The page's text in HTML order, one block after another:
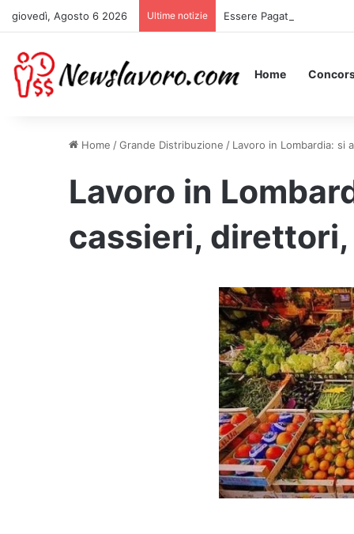
giovedì, Agosto 6 2026 Ultime notizie Essere Pagati per Stare a
Home
Home /Grande Distribuzione / Lavoro in Lombardia: si
Lavoro in
cassieri,